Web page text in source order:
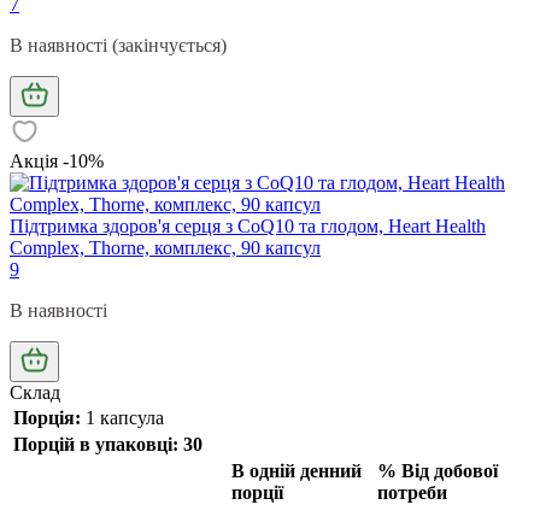
В наявності (закінчується)
Акція -10%
Підтримка здоров'я серця з CoQ10 та глодом, Heart Health
Complex, Thorne, комплекс, 90 капсул
9
В наявності
Склад
Порція: 1 капсула
Порцій в упаковці: 30
В одній денний
порції
% Від добової
потреби